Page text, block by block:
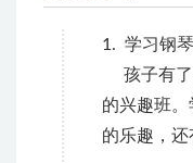
1. 学习钢
孩子有了
的兴趣班
的乐趣，还